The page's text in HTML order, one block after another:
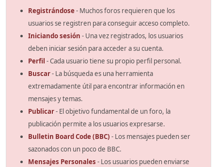
Registrándose- Muchos foros requieren que los
usuarios se registren para conseguir acceso completo.
Iniciando sesión - Una vez registrados, los usuarios
deben iniciar sesión para acceder a su cuenta.
Perfil - Cada usuario tiene su propio perfil personal.
Buscar- La búsqueda es una herramienta
extremadamente útil para encontrar información en
mensajes y temas.
Publicar- El objetivo fundamental de un foro, la
publicación permite a los usuarios expresarse.
Bulletin Board Code (BBC) - Los mensajes pueden ser
sazonados con un poco de BBC.
Mensajes Personales - Los usuarios pueden enviarse